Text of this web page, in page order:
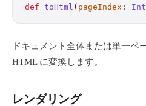
def toHtml ( pageIndex : Int
ドキュメント全体または単一ペ
HTML に変換します。
レンダリング